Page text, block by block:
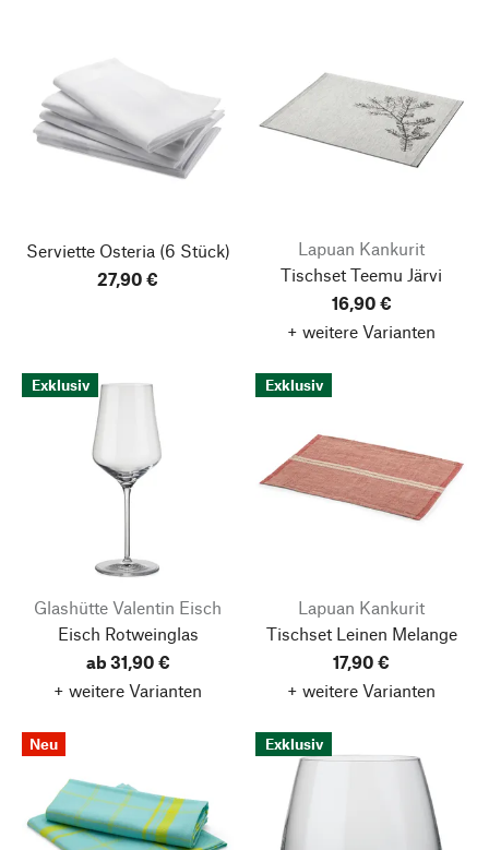
Serviette Osteria(6 Stück)
27,90 €
Lapuan Kankurit
Tischset Teemu Järvi
16,90 €
+ weitere Varianten
Exklusiv
Glashütte Valentin Eisch
Eisch Rotweinglas
ab 31,90 €
+ weitere Varianten
Exklusiv
Lapuan Kankurit
Tischset Leinen Melange
17,90 €
+ weitere Varianten
Neu Exklusiv